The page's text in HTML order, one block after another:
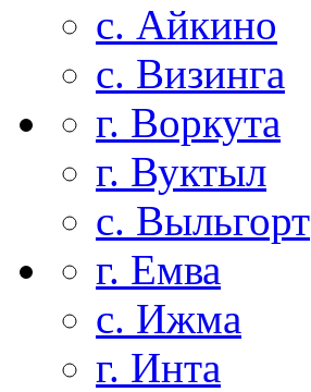
с. Айкино
с. Визинга
г. Воркута
г. Вуктыл
с. Выльгорт
г. Емва
с. Ижма
г. Инта